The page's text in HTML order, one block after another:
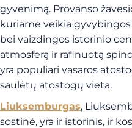
gyvenimą. Provanso
kuriame veikia
bei vaizdingos istorinio
atmosferą ir rafinuotą
yra populiari vasaros
saulėtų atostogų vieta.
Liuksemburgas,
sostinė, yra ir istorinis, ir